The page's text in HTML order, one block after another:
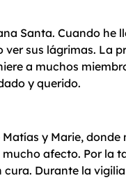
Santa. Cuando
sus lágrimas.
a muchos
y querido.
y Marie,
afecto. Por la
Durante la